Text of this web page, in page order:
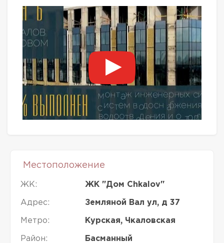
Местоположение
ЖК: ЖК "Дом Chkalov"
Адрес: Земляной Вал ул, д 37
Метро: Курская, Чкаловская
Район: Басманный